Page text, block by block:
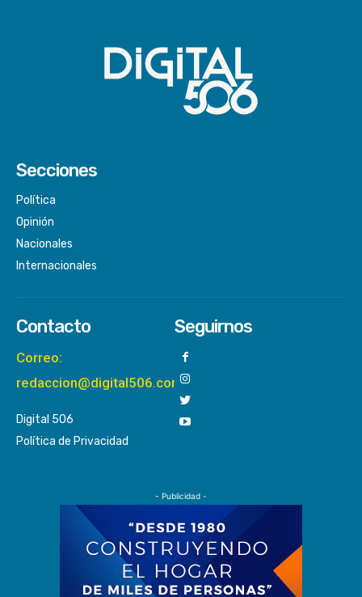
Secciones
Política
Opinión
Nacionales
Internacionales
Contacto
Correo:
redaccion@digital506.com
Digital 506
Política de Privacidad
Seguirnos
- Publicidad -